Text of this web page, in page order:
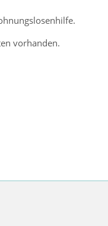
vorhanden.